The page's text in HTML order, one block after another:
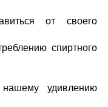
от своего
спиртного
удивлению